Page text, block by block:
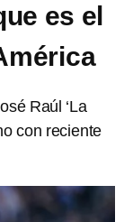
es el
Raúl ‘La
con reciente